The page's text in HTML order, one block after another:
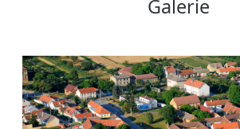
Galerie